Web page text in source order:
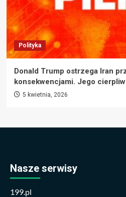
Polityka
Donald Trump ostrzega Iran
konsekwencjami. Jego
5 kwietnia, 2026
Nasze serwisy
199.pl